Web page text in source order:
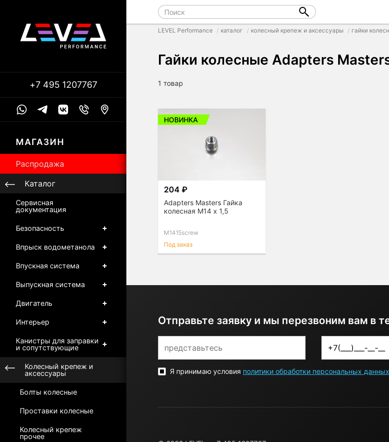
LEVEL Performance каталог колесный крепеж и аксессуары гайки
Гайки колесные Adapters
1 товар
НОВИНКА
204 ₽
Adapters Masters Гайка
колесная M14 x 1,5
M1415screw
Под заказ
Отправьте заявку и мы перезвоним вам в
Я принимаю условия политики обработки персональных данных
+7 495 1207767
МАГАЗИН
Распродажа
Каталог
Сервисная
документация
Безопасность
Впрыск водометанола
Впускная система
Выпускная система
Двигатель
Интерьер
Канистры для заправки
и сопутствующие
Колесный крепеж и
аксессуары
Болты колесные
Проставки колесные
Колесный крепеж
прочее